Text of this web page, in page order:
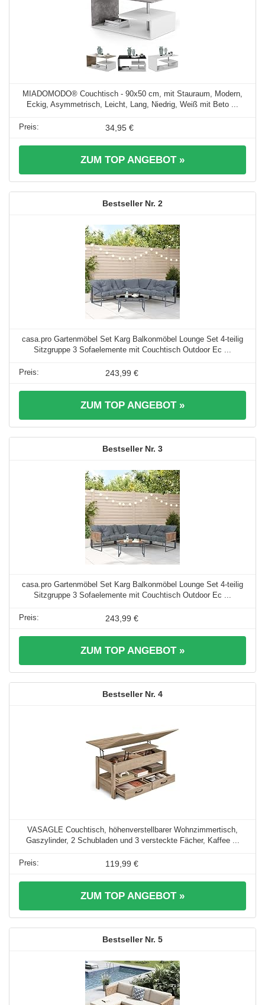
MIADOMODO® Couchtisch - 90x50 cm, mit Stauraum, Modern,
Eckig, Asymmetrisch, Leicht, Lang, Niedrig, Weiß mit Beto ...
34,95 €
ZUM TOP ANGEBOT »
2
casa.pro Gartenmöbel Set Karg Balkonmöbel Lounge Set 4-teilig
Sitzgruppe 3 Sofaelemente mit Couchtisch Outdoor Ec ...
243,99 €
ZUM TOP ANGEBOT »
3
casa.pro Gartenmöbel Set Karg Balkonmöbel Lounge Set 4-teilig
Sitzgruppe 3 Sofaelemente mit Couchtisch Outdoor Ec ...
243,99 €
ZUM TOP ANGEBOT »
4
VASAGLE Couchtisch, höhenverstellbarer Wohnzimmertisch,
Gaszylinder, 2 Schubladen und 3 versteckte Fächer, Kaffee ...
119,99 €
ZUM TOP ANGEBOT »
5